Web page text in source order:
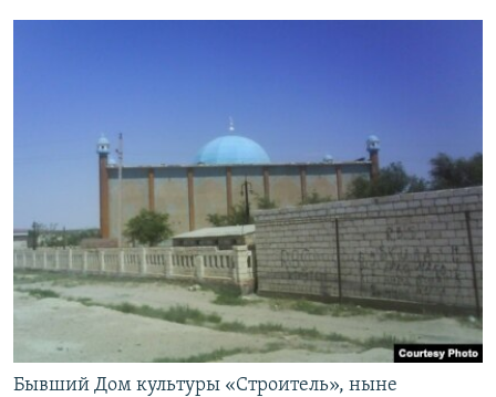
Бывший Дом культуры «Строитель», ныне